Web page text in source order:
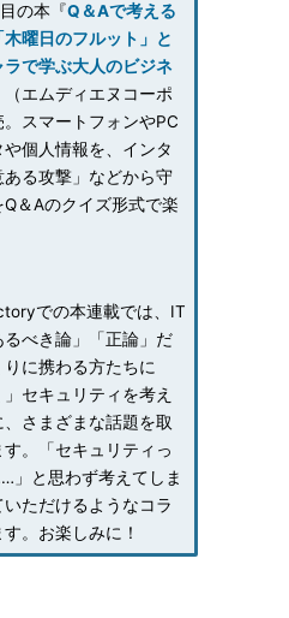
の本『Q＆Aで考える
曜日のフルット」と
で学ぶ大人のビジネ
（エムディエヌコーポ
スマートフォンやPC
個人情報を、インタ
る攻撃」などから守
＆Aのクイズ形式で楽
での本連載では、IT
べき論」「正論」だ
に携わる方たちに
」セキュリティを考え
さまざまな話題を取
。「セキュリティっ
」と思わず考えてしま
ただけるようなコラ
。お楽しみに！